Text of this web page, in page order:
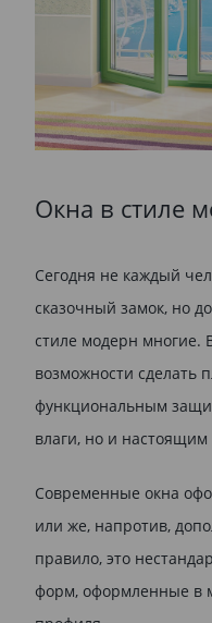
Окна в стиле
Сегодня не каждый
сказочный замок, но
стиле модерн многие.
возможности сделать
функциональным
влаги, но и настоящим
Современные окна
или же, напротив,
правило, это
форм, оформленные в